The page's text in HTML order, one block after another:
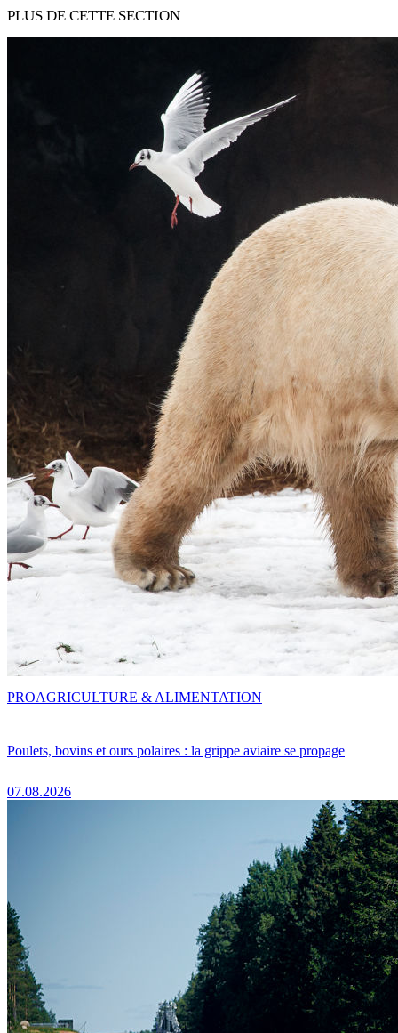
PLUS DE CETTE SECTION
Poulets, bovins et ours polaires : la grippe aviaire se propage
07.08.2026
PROAGRICULTURE & ALIMENTATION